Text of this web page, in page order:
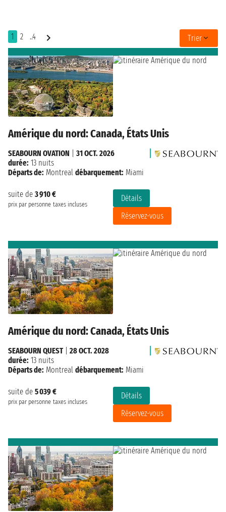
1 2 ..4 Trier
Amérique du nord: Canada, États Unis
suite de 3 910 €
prix par personne taxes incluses
Détails
Réservez-vous
SEABOURN OVATION
31 OCT. 2026
durée: 13 nuits
Départs de: Montreal débarquement: Miami
Amérique du nord: Canada, États Unis
suite de 5 039 €
prix par personne taxes incluses
Détails
Réservez-vous
SEABOURN QUEST| 28 OCT. 2028
durée: 13 nuits
Départs de: Montreal débarquement: Miami